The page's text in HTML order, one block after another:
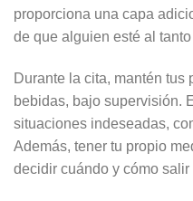
proporciona una capa
de que alguien esté al
Durante la cita, mantén
bebidas, bajo supervisión.
situaciones indeseadas,
Además, tener tu propio
decidir cuándo y cómo salir